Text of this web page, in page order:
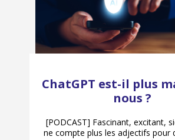
ChatGPT est-il plus
nous ?
[PODCAST] Fascinant, excitant,
ne compte plus les adjectifs pour